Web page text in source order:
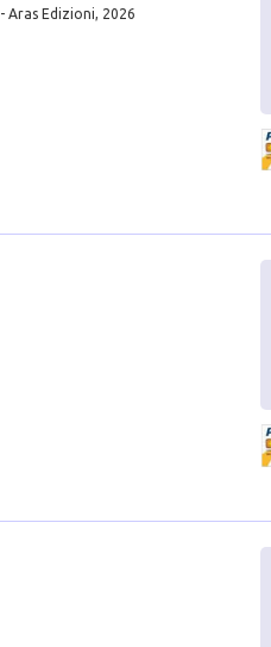
- Aras Edizioni, 2026